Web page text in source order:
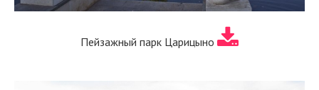
Пейзажный парк Царицыно